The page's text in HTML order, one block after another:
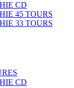
CD
45 TOURS
33 TOURS
CD